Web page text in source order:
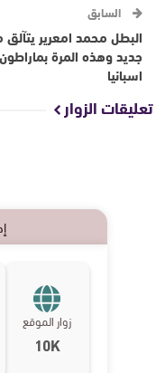
السابق
البطل محمد امعرير
جديد وهذه المرة بماراطون
اسبانيا
تعليقات الزوار
زوار الموقع
10K